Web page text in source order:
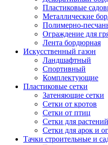
Пластиковые
Металлические
Полимерно-
Ограждение для
Лента бордюрная
Искусственный газон
Ландшафтный
Спортивный
Комплектующие
Пластиковые сетки
Затеняющие сетки
Сетки от кротов
Сетки от птиц
Сетки для растений
Сетки для арок и
Тачки строительные и